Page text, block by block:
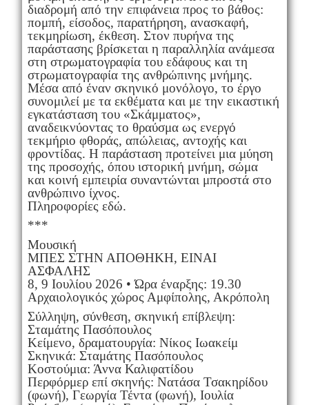
διαδρομή από την επιφάνεια προς το βάθος:
πομπή, είσοδος, παρατήρηση, ανασκαφή,
τεκμηρίωση, έκθεση. Στον πυρήνα της
παράστασης βρίσκεται η παραλληλία ανάμεσα
στη στρωματογραφία του εδάφους και τη
στρωματογραφία της ανθρώπινης μνήμης.
Μέσα από έναν σκηνικό μονόλογο, το έργο
συνομιλεί με τα εκθέματα και με την εικαστική
εγκατάσταση του «Σκάμματος»,
αναδεικνύοντας το θραύσμα ως ενεργό
τεκμήριο φθοράς, απώλειας, αντοχής και
φροντίδας. Η παράσταση προτείνει μια μύηση
της προσοχής, όπου ιστορική μνήμη, σώμα
και κοινή εμπειρία συναντώνται μπροστά στο
ανθρώπινο ίχνος.
Πληροφορίες εδώ.
***
Μουσική
ΜΠΕΣ ΣΤΗΝ ΑΠΟΘΗΚΗ, ΕΙΝΑΙ
ΑΣΦΑΛΗΣ
8, 9 Ιουλίου 2026 • Ώρα έναρξης: 19.30
Αρχαιολογικός χώρος Αμφίπολης, Ακρόπολη
Σύλληψη, σύνθεση, σκηνική επίβλεψη:
Σταμάτης Πασόπουλος
Κείμενο, δραματουργία: Νίκος Ιωακείμ
Σκηνικά: Σταμάτης Πασόπουλος
Κοστούμια: Άννα Καλιφατίδου
Περφόρμερ επί σκηνής: Νατάσα Τσακηρίδου
(φωνή), Γεωργία Τέντα (φωνή), Ιουλία